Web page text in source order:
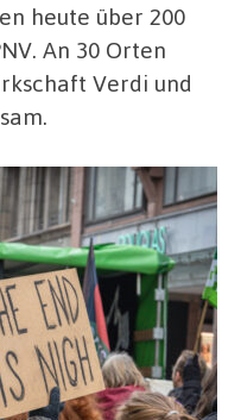
heute über 200
An 30 Orten
Verdi und